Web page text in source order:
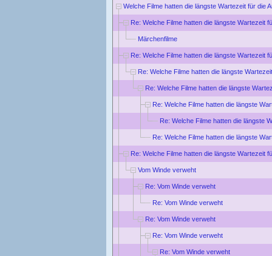
Welche Filme hatten die längste Wartezeit für die
Re: Welche Filme hatten die längste Wartezeit
Märchenfilme
Re: Welche Filme hatten die längste Wartezeit
Re: Welche Filme hatten die längste
Re: Welche Filme hatten die längste
Re: Welche Filme hatten die längste
Re: Welche Filme hatten die längste
Re: Welche Filme hatten die längste
Re: Welche Filme hatten die längste Wartezeit
Vom Winde verweht
Re: Vom Winde verweht
Re: Vom Winde verweht
Re: Vom Winde verweht
Re: Vom Winde verweht
Re: Vom Winde verweht